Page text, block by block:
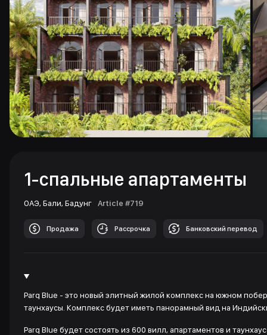
1-спальные апартаменты
ОАЭ, Бали, Бадунг Article #719
Продажа Рассрочка Банковский перевод
Parq Blue - это новый элитный жилой комплекс на южном
таунхаусы. Комплекс будет иметь панорамный вид на
Parq Blue будет состоять из 600 вилл, апартаментов и